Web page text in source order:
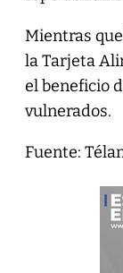
Mientras
la Tarjeta
el beneficio
vulnerados.
Fuente: